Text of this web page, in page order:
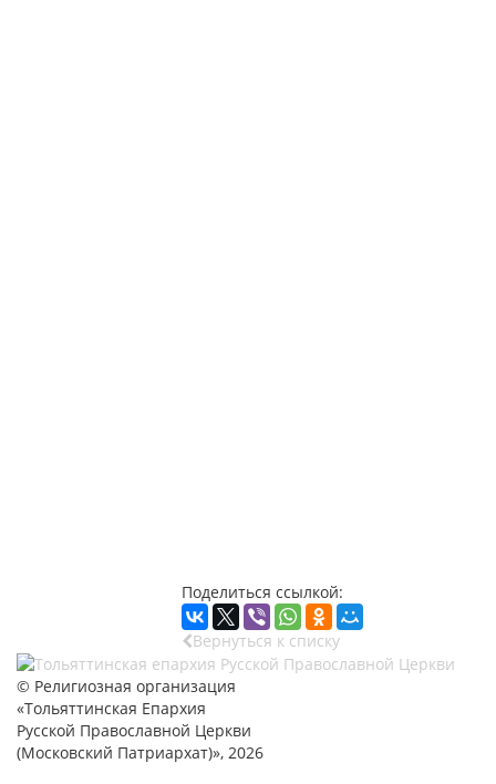
Поделиться ссылкой:
Вернуться к списку
© Религиозная организация
«Тольяттинская Епархия
Русской Православной Церкви
(Московский Патриархат)», 2026